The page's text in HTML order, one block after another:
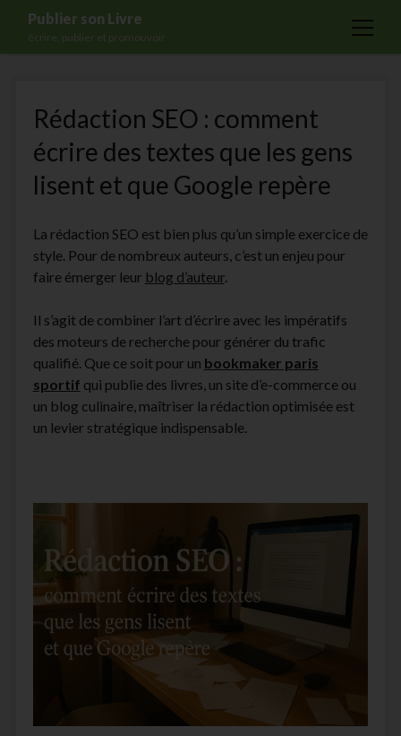
Publier son Livre
écrire, publier et promouvoir
open
Formations
Services
Blog
Maisons d’édition
Ecriture
Actualités
A propos
Contact
facebookinstagramyoutube
form
Rédaction SEO : comment
écrire des textes que les gens
lisent et que Google repère
La rédaction SEO est bien plus qu’un simple exercice de
style. Pour de nombreux auteurs, c’est un enjeu pour
faire émerger leur blog d’auteur.
Il s’agit de combiner l’art d’écrire avec les impératifs
des moteurs de recherche pour générer du trafic
qualifié. Que ce soit pour un bookmaker paris
sportif qui publie des livres, un site d’e-commerce ou
un blog culinaire, maîtriser la rédaction optimisée est
un levier stratégique indispensable.